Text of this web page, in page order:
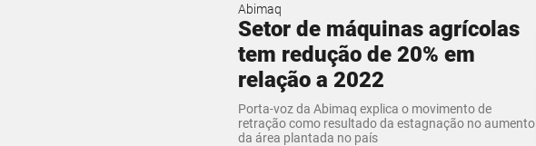
Abimaq
Setor de máquinas agrícolas
tem redução de 20% em
relação a 2022
Porta-voz da Abimaq explica o movimento de
retração como resultado da estagnação no aumento
da área plantada no país